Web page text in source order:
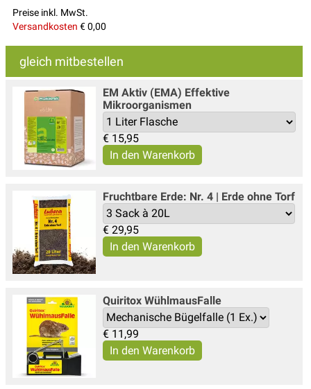
Preise inkl. MwSt.
Versandkosten € 0,00
gleich mitbestellen
EM Aktiv (EMA) Effektive
Mikroorganismen
€ 15,95
Fruchtbare Erde: Nr. 4 | Erde ohne Torf
€ 29,95
Quiritox WühlmausFalle
€ 11,99